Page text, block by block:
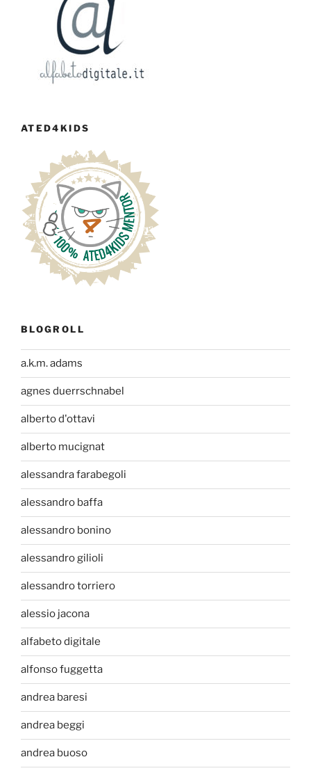
ATED4KIDS
BLOGROLL
a.k.m. adams
agnes duerrschnabel
alberto d'ottavi
alberto mucignat
alessandra farabegoli
alessandro baffa
alessandro bonino
alessandro gilioli
alessandro torriero
alessio jacona
alfabeto digitale
alfonso fuggetta
andrea baresi
andrea beggi
andrea buoso